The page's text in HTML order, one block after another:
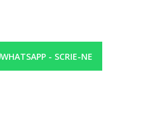
WHATSAPP - SCRIE-NE